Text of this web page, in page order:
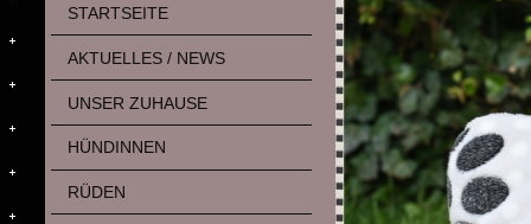
STARTSEITE
AKTUELLES / NEWS
UNSER ZUHAUSE
HÜNDINNEN
RÜDEN